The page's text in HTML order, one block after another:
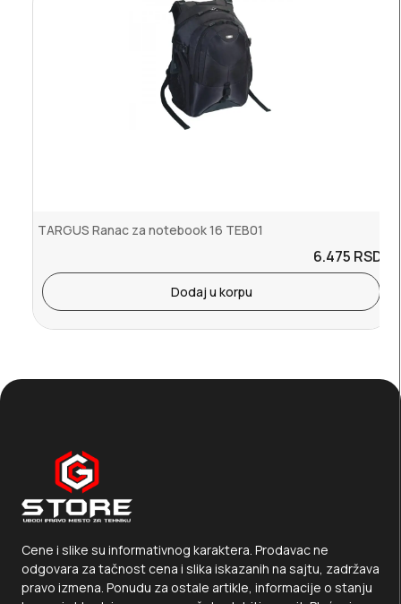
TARGUS Ranac za notebook 16 TEB01
6.475 RSD.
Dodaj u korpu
Cene i slike su informativnog karaktera. Prodavac ne
odgovara za tačnost cena i slika iskazanih na sajtu, zadržava
pravo izmena. Ponudu za ostale artikle, informacije o stanju